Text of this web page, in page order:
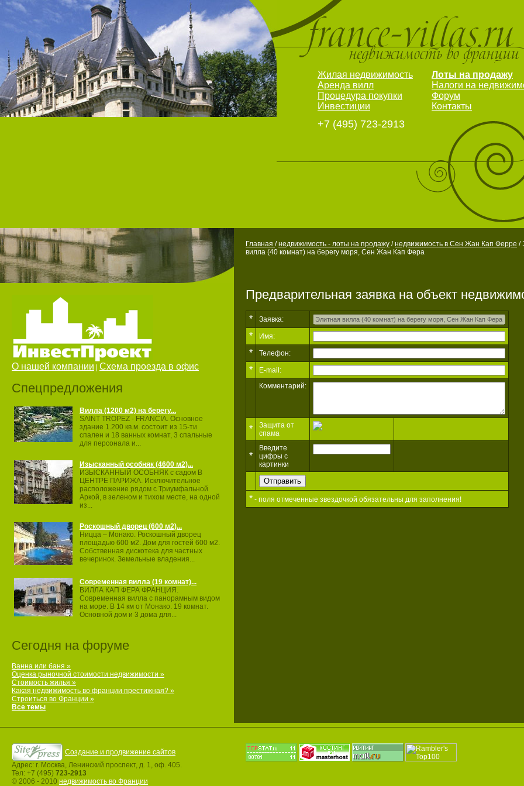
Жилая недвижимость
Аренда вилл
Процедура покупки
Инвестиции
Лоты на продажу
Налоги на
Форум
Контакты
+7 (495) 723-2913
О нашей компании Схема проезда в офис
Спецпредложения
Вилла (1200 м2) на берегу...
SAINT TROPEZ ‐ FRANCIA. Основное
здание 1.200 кв.м. состоит из 15‐ти
спален и 18 ванных комнат, 3 спальные
для персонала и...
Изысканный особняк (4600 м2)...
ИЗЫСКАННЫЙ ОСОБНЯК с садом В
ЦЕНТРЕ ПАРИЖА. Исключительное
расположение рядом с Триумфальной
Аркой, в зеленом и тихом месте, на одной
из...
Роскошный дворец (600 м2)...
Ницца – Монако. Роскошный дворец
площадью 600 м2. Дом для гостей 600 м2.
Собственная дискотека для частных
вечеринок. Земельные владения...
Современная вилла (19 комнат)...
ВИЛЛА КАП ФЕРА ФРАНЦИЯ.
Современная вилла с панорамным видом
на море. В 14 км от Монако. 19 комнат.
Основной дом и 3 дома для...
Сегодня на форуме
Ванна или баня »
Оценка рыночной стоимости недвижимости »
Стоимость жилья »
Какая недвижимость во франции престижная? »
Строиться во Франции »
Все темы
Главная /недвижимость - лоты на продажу /недвижимость в Сен Жан Кап Ферре /
вилла (40 комнат) на берегу моря, Сен Жан Кап Фера
Предварительная заявка на объект
* Заявка:
* Имя:
* Телефон:
*
E-mail:
Комментарий:
*
Защита от
спама
*
Введите
цифры с
картинки
* - поля отмеченные звездочкой обязательны для заполнения!
Создание и продвижение сайтов
Адрес: г. Москва, Ленинский проспект, д. 1, оф. 405.
Тел: +7 (495) 723-2913
© 2006 - 2010 недвижимость во Франции